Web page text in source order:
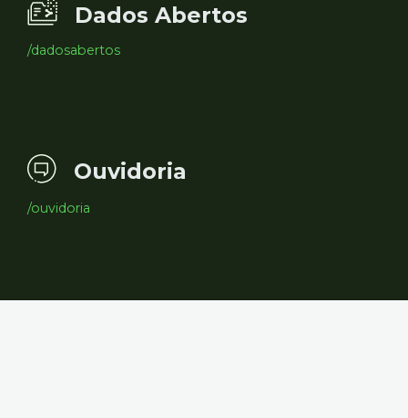
Dados Abertos
/dadosabertos
Ouvidoria
/ouvidoria